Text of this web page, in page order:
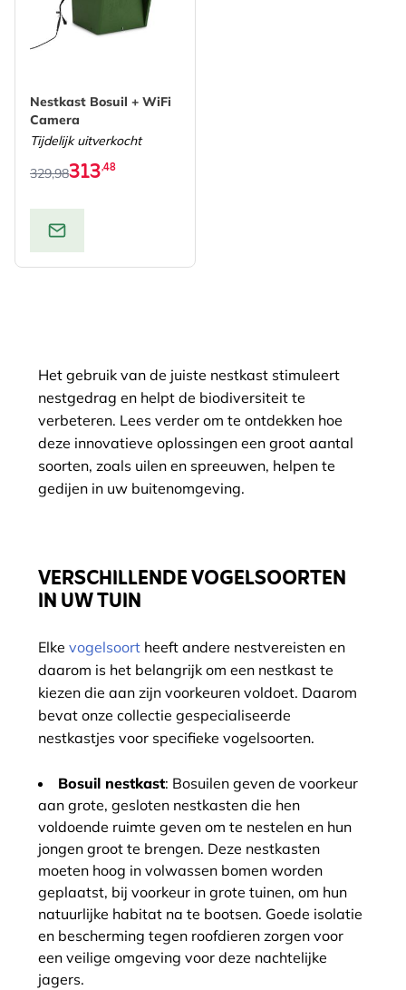
Nestkast Bosuil + WiFi
Camera
Tijdelijk uitverkocht
329,98313,48
Het gebruik van de juiste nestkast stimuleert
nestgedrag en helpt de biodiversiteit te
verbeteren. Lees verder om te ontdekken hoe
deze innovatieve oplossingen een groot aantal
soorten, zoals uilen en spreeuwen, helpen te
gedijen in uw buitenomgeving.
VERSCHILLENDE VOGELSOORTEN
IN UW TUIN
Elke vogelsoort heeft andere nestvereisten en
daarom is het belangrijk om een nestkast te
kiezen die aan zijn voorkeuren voldoet. Daarom
bevat onze collectie gespecialiseerde
nestkastjes voor specifieke vogelsoorten.
Bosuil nestkast: Bosuilen geven de voorkeur
aan grote, gesloten nestkasten die hen
voldoende ruimte geven om te nestelen en hun
jongen groot te brengen. Deze nestkasten
moeten hoog in volwassen bomen worden
geplaatst, bij voorkeur in grote tuinen, om hun
natuurlijke habitat na te bootsen. Goede isolatie
en bescherming tegen roofdieren zorgen voor
een veilige omgeving voor deze nachtelijke
jagers.